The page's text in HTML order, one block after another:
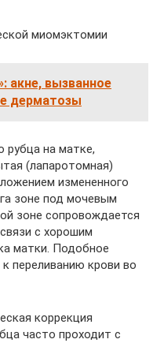
миомэктомии
акне, вызванное
дерматозы
рубца на матке,
(лапаротомная)
измененного
зоне под мочевым
зоне сопровождается
с хорошим
матки. Подобное
переливанию крови во
коррекция
часто проходит с